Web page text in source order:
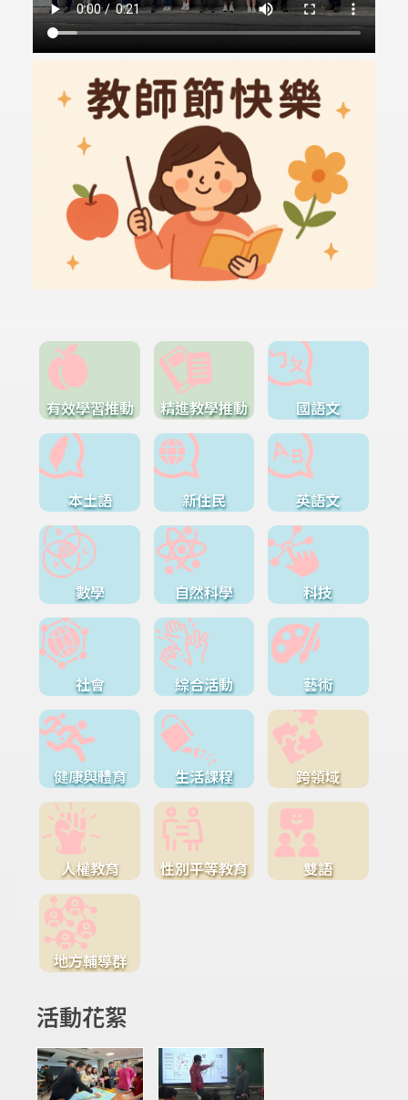
有效學習推動 精進教學推動 國語文
本土語 新住民 英語文
數學 自然科學 科技
社會 綜合活動 藝術
健康與體育 生活課程 跨領域
人權教育 性別平等教育 雙語
地方輔導群
活動花絮